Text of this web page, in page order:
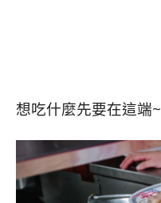
想吃什麼先要在這端~